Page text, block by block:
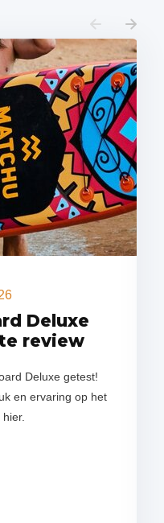
Deluxe
review
Deluxe getest!
en ervaring op het